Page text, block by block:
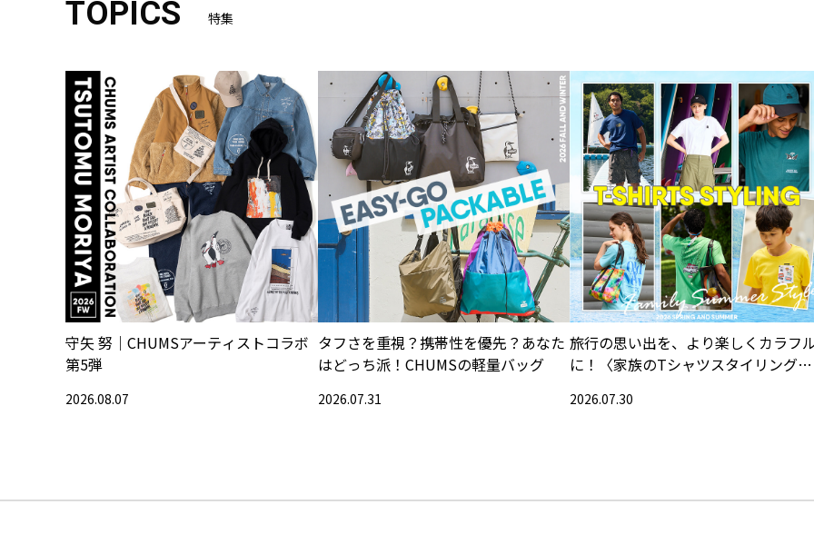
TOPICS 特集
守矢 努｜CHUMSアーティストコラボ
第5弾
2026.08.07
タフさを重視？携帯性を優先？あなた
はどっち派！CHUMSの軽量バッグ
2026.07.31
旅行の思い出を、より楽しくカラフ
に！〈家族のTシャツスタイリング特
2026.07.30